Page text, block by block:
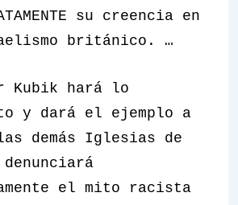
su creencia en
británico. …
Kubik hará lo
y dará el ejemplo a
demás Iglesias de
el mito racista